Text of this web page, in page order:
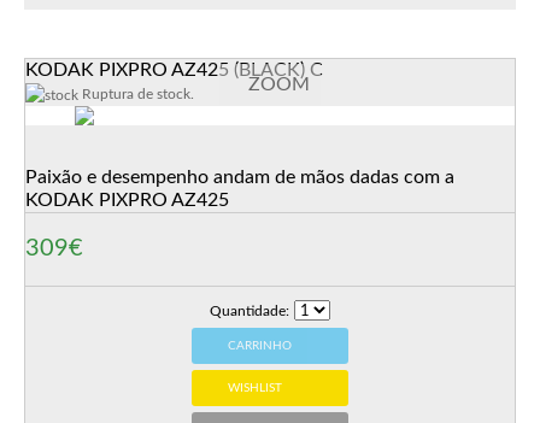
KODAK PIXPRO AZ425 (BLACK) C
Ruptura de stock. ZOOM
Paixão e desempenho andam de mãos dadas com a
KODAK PIXPRO AZ425
309€
Quantidade:
CARRINHO
WISHLIST